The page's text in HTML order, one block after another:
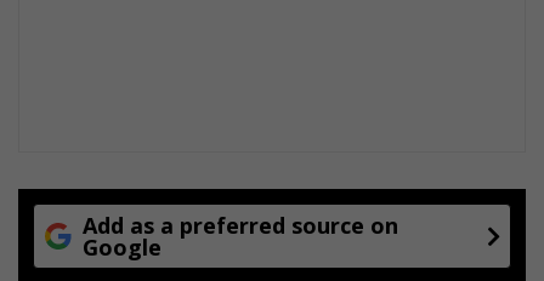
Add as a preferred source on
Google